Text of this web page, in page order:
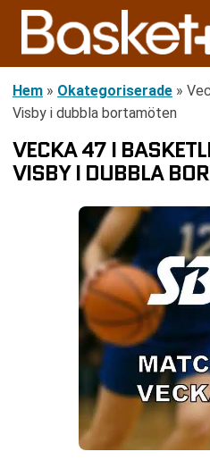
Hem » Okategoriserade »
Visby i dubbla bortamöten
VECKA 47 I
VISBY I DUBBLA